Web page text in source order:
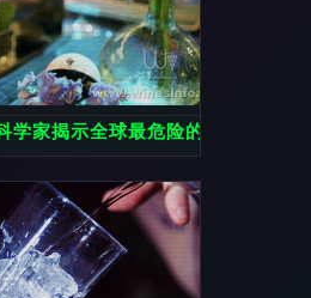
学家揭示全球最危险的酒精饮品